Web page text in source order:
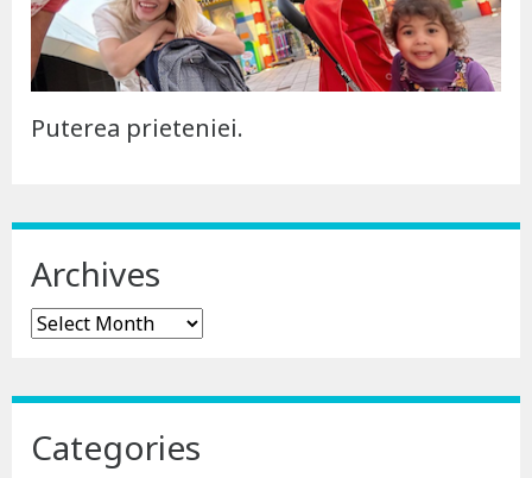
Puterea prieteniei.
Archives
Archives
Categories